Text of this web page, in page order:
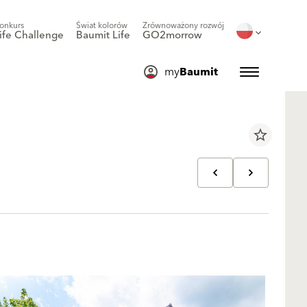
Challenge
Świat kolorów
Baumit Life
Zrównoważony rozwój
GO2morrow
myBaumit
star_border